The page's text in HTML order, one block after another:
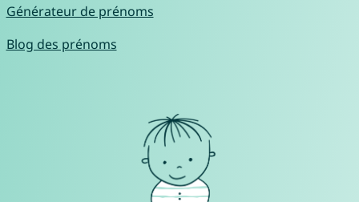
Générateur de prénoms
Blog des prénoms